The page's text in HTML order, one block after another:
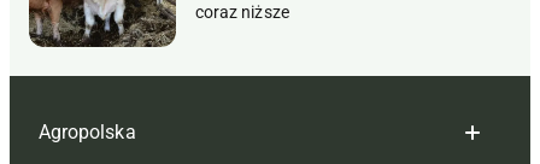
coraz niższe
Agropolska